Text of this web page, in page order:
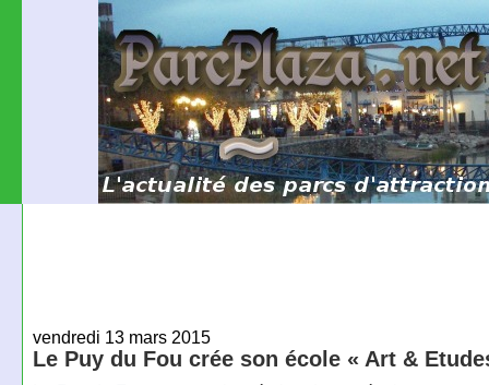
vendredi 13 mars 2015
Le Puy du Fou crée son école « Art &